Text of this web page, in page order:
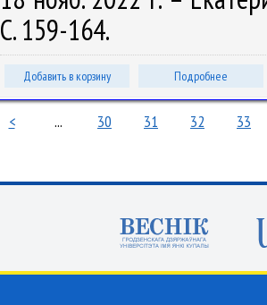
С. 159-164.
Добавить в корзину Подробнее
< ... 30 31 32 33